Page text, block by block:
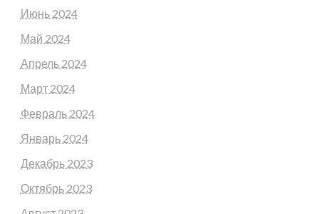
Июнь 2024
Май 2024
Апрель 2024
Март 2024
Февраль 2024
Январь 2024
Декабрь 2023
Октябрь 2023